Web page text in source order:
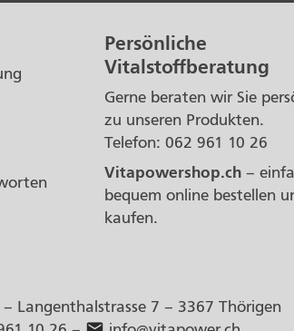
Persönliche
Vitalstoffberatung
Gerne beraten wir Sie
zu unseren Produkten.
Telefon: 062 961 10 26
Vitapowershop.ch–
bequem online bestellen
kaufen.
Langenthalstrasse 7 – 3367 Thörigen